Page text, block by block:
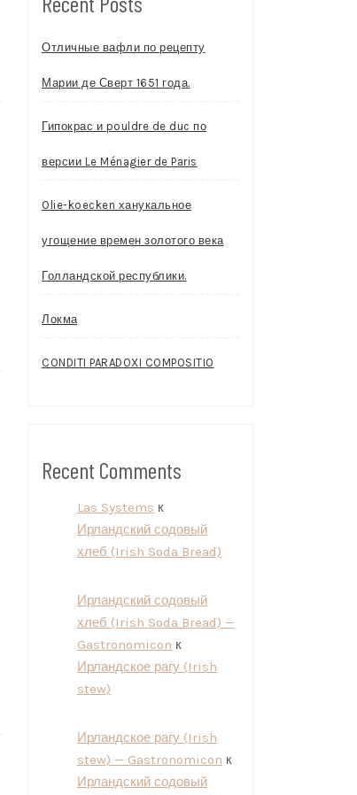
Отличные вафли по рецепту
Марии де Сверт 1651 года.
Гипокрас и pouldre de duc по
версии Le Ménagier de Paris
Olie-koecken ханукальное
угощение времен золотого века
Голландской республики.
Локма
CONDITI PARADOXI COMPOSITIO
Recent Comments
Las Systems к
Ирландский содовый
хлеб (Irish Soda Bread)
Ирландский содовый
хлеб (Irish Soda Bread) —
Gastronomicon к
Ирландское рагу (Irish
stew)
Ирландское рагу (Irish
stew) — Gastronomicon к
Ирландский содовый